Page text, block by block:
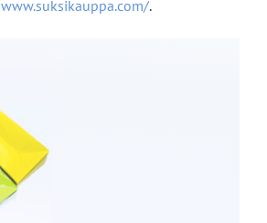
www.suksikauppa.com/.